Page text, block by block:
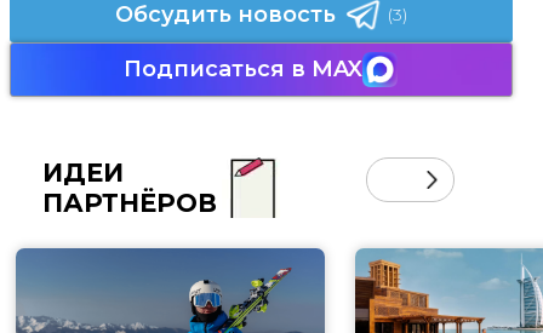
Обсудить новость (3)
Подписаться в MAX
ИДЕИ
ПАРТНЁРОВ